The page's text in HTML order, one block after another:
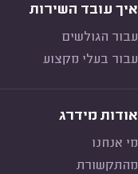
איך עובד השירות
עבור הגולשים
עבור בעלי מקצוע
אודות מידרג
מי אנחנו
מהתקשורת